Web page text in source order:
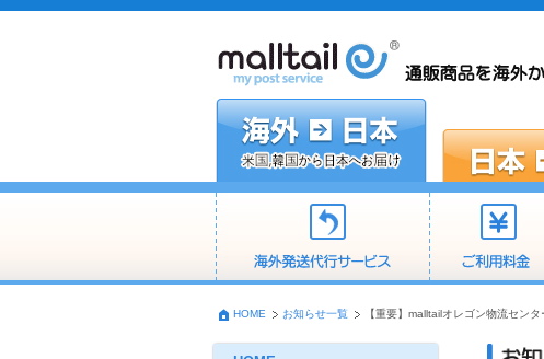
HOME お知らせ一覧 【重要】malltailオレゴン物流セン